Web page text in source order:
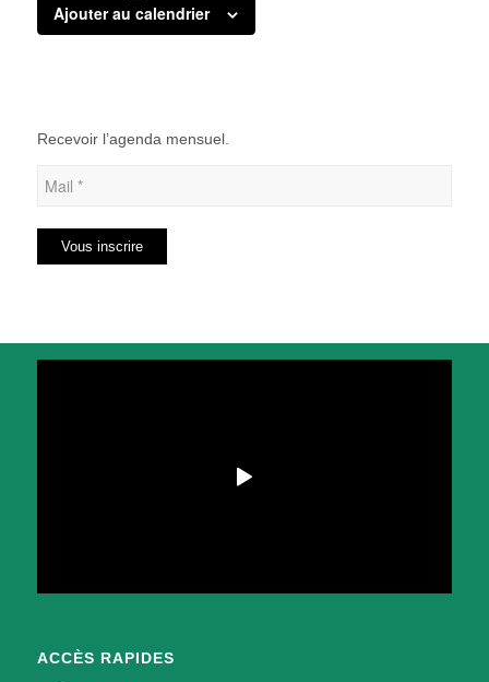
Ajouter au calendrier
Recevoir l’agenda mensuel.
ACCÈS RAPIDES